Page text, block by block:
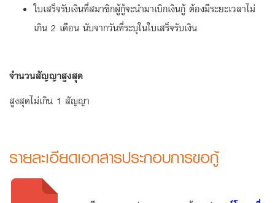
ใบเสร็จรับเงินที่สมาชิกผู้กู้จะนำมาเบิกเงินกู้ ต้องมีระยะเวลาไม่
เกิน 2 เดือน นับจากวันที่ระบุในใบเสร็จรับเงิน
จำนวนสัญญาสูงสุด
สูงสุดไม่เกิน 1 สัญญา
รายละเอียดเอกสารประกอบการขอกู้